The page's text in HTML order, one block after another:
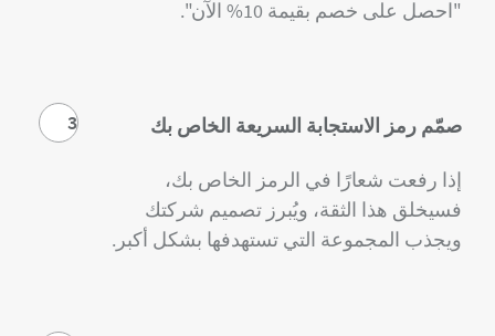
"احصل على خصم بقيمة 10% الآن".
3 صمّم رمز الاستجابة السريعة الخاص بك
إذا رفعت شعارًا في الرمز الخاص بك،
فسيخلق هذا الثقة، ويُبرز تصميم شركتك
ويجذب المجموعة التي تستهدفها بشكل أكبر.